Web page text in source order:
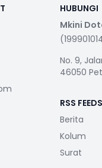
HUBUNGI
Mkini
No. 9,
46050
RSS FEEDS
Berita
Kolum
Surat